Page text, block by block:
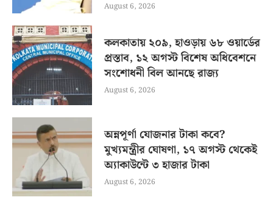
August 6, 2026
কলকাতায় ২০৯, হাওড়ায় ৬৮ ওয়ার্ডের
প্রস্তাব, ১২ অগস্ট বিশেষ অধিবেশনে
সংশোধনী বিল আনছে রাজ্য
August 6, 2026
অন্নপূর্ণা যোজনার টাকা কবে?
মুখ্যমন্ত্রীর ঘোষণা, ১৭ অগস্ট থেকেই
অ্যাকাউন্টে ৩ হাজার টাকা
August 6, 2026